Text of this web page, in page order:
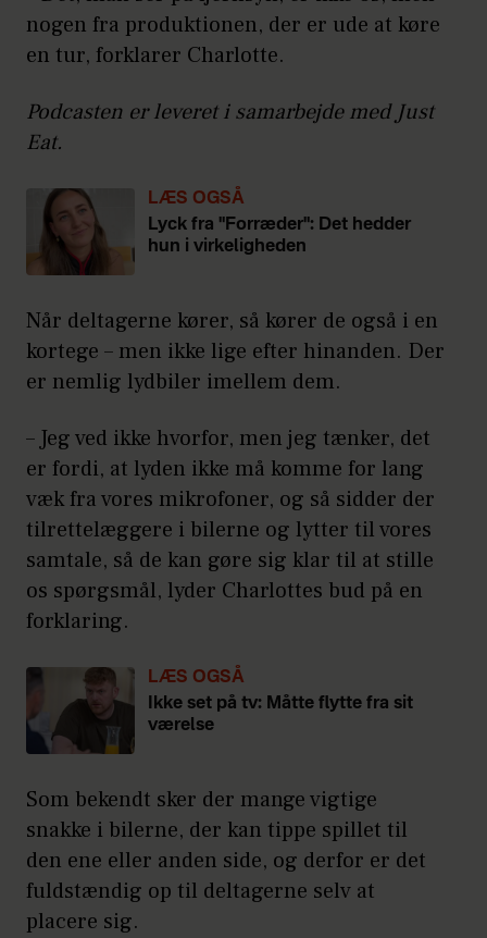
nogen fra produktionen, der er ude at køre
en tur, forklarer Charlotte.
Podcasten er leveret i samarbejde med Just
Eat.
LÆS OGSÅ
Lyck fra "Forræder": Det hedder
hun i virkeligheden
Når deltagerne kører, så kører de også i en
kortege – men ikke lige efter hinanden. Der
er nemlig lydbiler imellem dem.
– Jeg ved ikke hvorfor, men jeg tænker, det
er fordi, at lyden ikke må komme for lang
væk fra vores mikrofoner, og så sidder der
tilrettelæggere i bilerne og lytter til vores
samtale, så de kan gøre sig klar til at stille
os spørgsmål, lyder Charlottes bud på en
forklaring.
LÆS OGSÅ
Ikke set på tv: Måtte flytte fra sit
værelse
Som bekendt sker der mange vigtige
snakke i bilerne, der kan tippe spillet til
den ene eller anden side, og derfor er det
fuldstændig op til deltagerne selv at
placere sig.